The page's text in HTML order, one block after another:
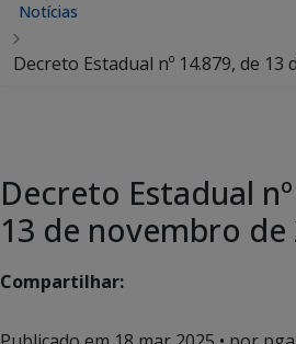
Notícias
Decreto Estadual nº 14.879, de
Decreto Estadual
13 de novembro de
Compartilhar: